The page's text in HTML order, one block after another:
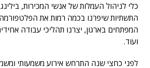
כלי לניהול העמלות של אנשי המכירות,
התשתיות שיפרנו בכמה רמות את
המפתחים בארגון, יצרנו תהליכי עבודה
ועוד.
לפני כחצי שנה התרחש אירוע משמעותי